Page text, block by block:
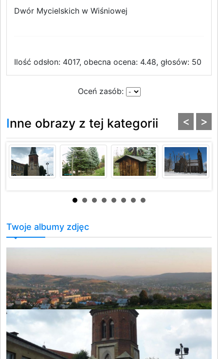
Dwór Mycielskich w Wiśniowej
Ilość odsłon: 4017, obecna ocena: 4.48, głosów: 50
Oceń zasób:
Inne obrazy z tej kategorii < >
Twoje albumy zdjęc